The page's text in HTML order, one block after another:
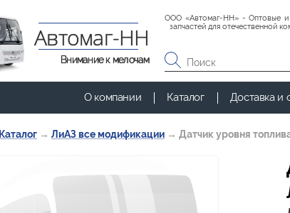
Каталог → ЛиАЗ все модификации → Датчик уровня
Автомаг-НН
Внимание к мелочам
ООО «Автомаг-НН» - Оптовые и
запчастей для отечественной
О компании Каталог Доставка и